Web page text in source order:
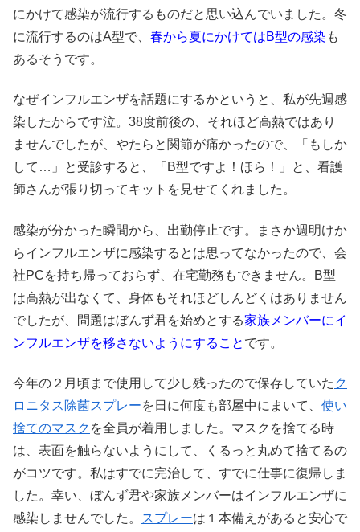
にかけて感染が流行するものだと思い込んでいました。冬
に流行するのはA型で、 春から夏にかけてはB型の感染 も
あるそうです。
なぜインフルエンザを話題にするかというと、私が先週感
染したからです泣。38度前後の、それほど高熱ではあり
ませんでしたが、やたらと関節が痛かったので、「もしか
して…」と受診すると、「B型ですよ！ほら！」と、看護
師さんが張り切ってキットを見せてくれました。
感染が分かった瞬間から、出勤停止です。まさか週明けか
らインフルエンザに感染するとは思ってなかったので、会
社PCを持ち帰っておらず、在宅勤務もできません。B型
は高熱が出なくて、身体もそれほどしんどくはありません
でしたが、問題はぼんず君を始めとする家族メンバーにイ
ンフルエンザを移さないようにすること です。
今年の２月頃まで使用して少し残ったので保存していた ク
ロニタス除菌スプレーを日に何度も部屋中にまいて、 使い
捨てのマスク を全員が着用しました。マスクを捨てる時
は、表面を触らないようにして、くるっと丸めて捨てるの
がコツです。私はすでに完治して、すでに仕事に復帰しま
した。幸い、ぼんず君や家族メンバーはインフルエンザに
感染しませんでした。
スプレーは１本備えがあると安心で